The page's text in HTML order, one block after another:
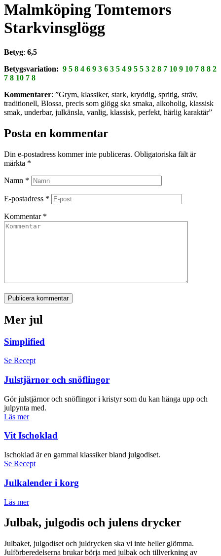
Malmköping Tomtemors
Starkvinsglögg
Betyg: 6,5
Betygsvariation: 9 5 8 4 6 9 3 6 3 5 4 9 5 5 3 2 8 7 10 9 10 7 8 8 2
7 8 10 7 8
Kommentarer: ”Grym, klassiker, stark, kryddig, spritig, sträv,
traditionell, Blossa, precis som glögg ska smaka, alkoholig, klassisk
smak, underbar, julkänsla, vanlig, klassisk, perfekt, härlig karaktär”
Posta en kommentar
Din e-postadress kommer inte publiceras. Obligatoriska fält är
märkta *
Namn *
E-postadress *
Kommentar *
Publicera kommentar
Mer jul
Simplified
Se Recept
Julstjärnor och snöflingor
Gör julstjärnor och snöflingor i kristyr som du kan hänga upp och
julpynta med.
Läs mer
Vit Ischoklad
Ischoklad är en gammal klassiker bland julgodiset.
Se Recept
Julkalender i korg
Läs mer
Julbak, julgodis och julens drycker
Julbaket, julgodiset och juldrycken ska vi inte heller glömma.
Julförberedelserna brukar börja med julbak och tillverkning av